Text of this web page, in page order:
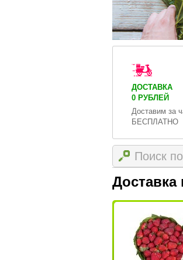
ДОСТАВКА
0 РУБЛЕЙ
Доставим за
БЕСПЛАТНО
Доставка